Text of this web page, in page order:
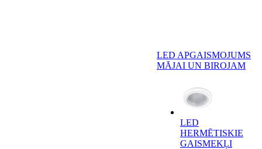
LED APGAISMOJUMS
MĀJAI UN BIROJAM
LED
HERMĒTISKIE
GAISMEKĻI